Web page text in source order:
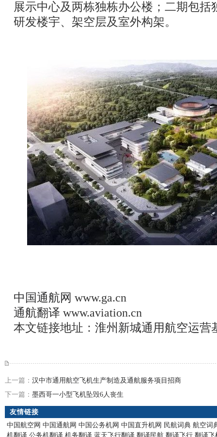
展示中心及两栋独栋办公楼；二期包括
研发楼宇、架空层及室外构架。
中国通航网 www.ga.cn
通航翻译 www.aviation.cn
本文链接地址： 淮州新城通用航空运营
上一篇： 汉中市通用航空飞机生产制造及通航服务项目招商
下一篇： 墨西哥一小型飞机坠毁6人丧生
友情链接
中国航空网 中国通航网 中国公务机网 中国直升机网 民航词典 航空词
机翻译 公务机翻译 机务翻译 蓝天飞行翻译 翻译民航 翻译飞行 翻译飞